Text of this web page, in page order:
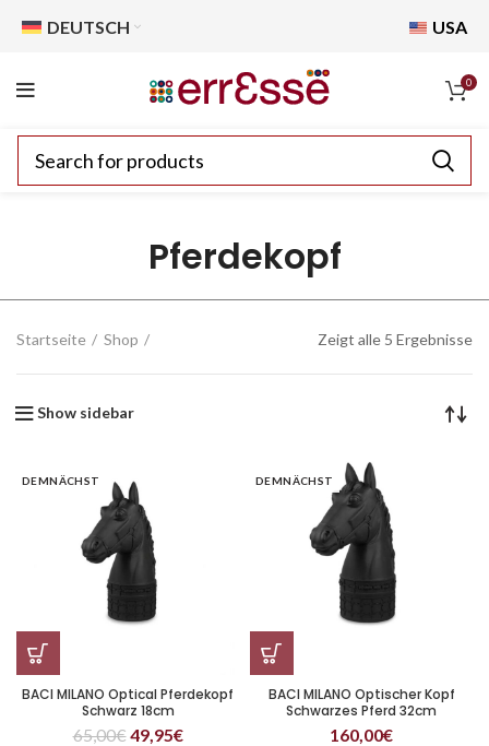
DEUTSCH USA
0
Pferdekopf
Startseite Shop Zeigt alle 5 Ergebnisse
Show sidebar
DEMNÄCHST
BACI MILANO Optical Pferdekopf
Schwarz 18cm
65,00€49,95€
DEMNÄCHST
BACI MILANO Optischer Kopf
Schwarzes Pferd 32cm
160,00€